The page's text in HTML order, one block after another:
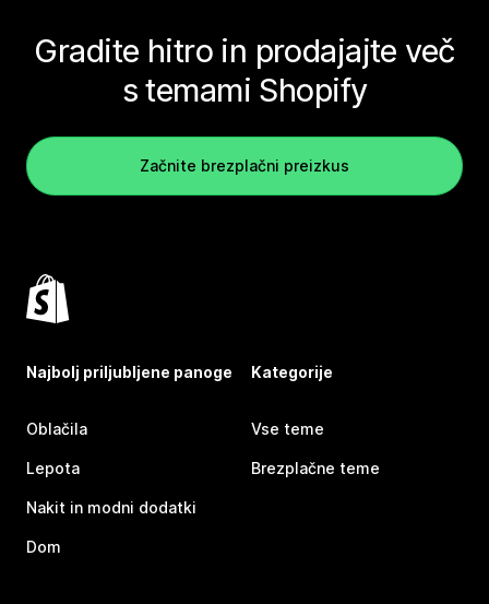
Gradite hitro in prodajajte več
s temami Shopify
Začnite brezplačni preizkus
Najbolj priljubljene panoge
Oblačila
Lepota
Nakit in modni dodatki
Dom
Kategorije
Vse teme
Brezplačne teme